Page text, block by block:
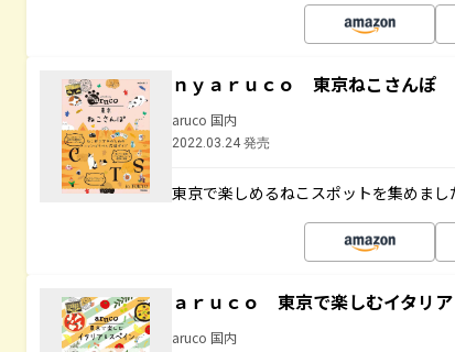
ｎｙａｒｕｃｏ 東京ねこさんぽ
aruco 国内
2022.03.24 発売
東京で楽しめるねこスポットを集めまし
ａｒｕｃｏ 東京で楽しむイタリ
aruco 国内